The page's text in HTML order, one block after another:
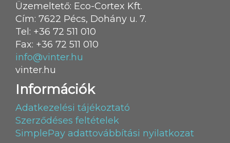
Üzemeltető: Eco-Cortex Kft.
Cím: 7622 Pécs, Dohány u. 7.
Tel: +36 72 511 010
Fax: +36 72 511 010
info@vinter.hu
vinter.hu
Információk
Adatkezelési tájékoztató
Szerződéses feltételek
SimplePay adattovábbítási nyilatkozat